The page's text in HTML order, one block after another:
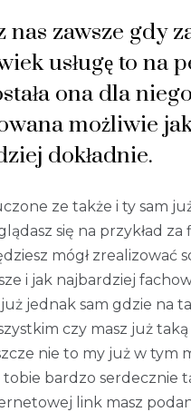
nas zawsze gdy
usługę to na
ona dla niego
możliwie
dokładnie.
ze także i ty sam
się na przykład
mógł zrealizować
i jak najbardziej
już jednak sam gdzie na
czy masz już
nie to my już w tym
tobie bardzo serdecznie
link masz